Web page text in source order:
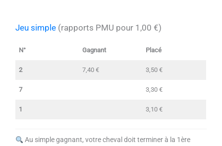
Jeu simple (rapports PMU pour 1,00 €)
N° Gagnant Placé
2 7,40 € 3,50 €
7 3,30 €
1 3,10 €
Au simple gagnant, votre cheval doit terminer à la 1ère